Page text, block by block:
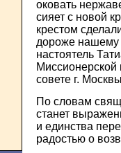
оковать
сияет с новой
крестом
дороже нашему
настоятель
совете г.
По словам
станет
и единства
радостью о